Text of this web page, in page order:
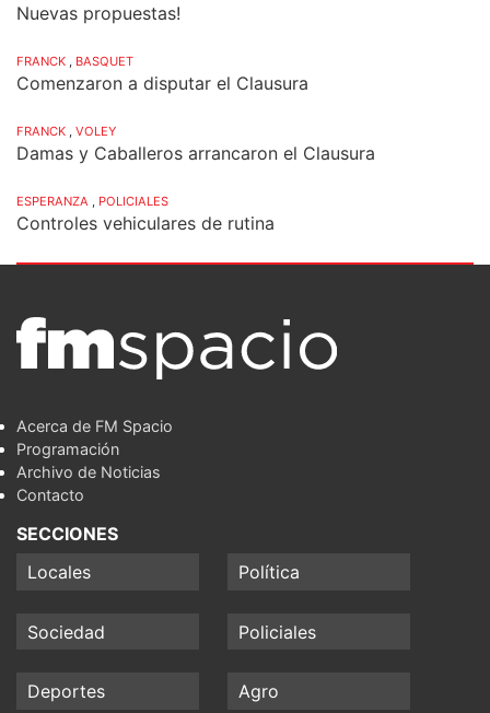
Nuevas propuestas!
FRANCK BASQUET
Comenzaron a disputar el Clausura
FRANCK VOLEY
Damas y Caballeros arrancaron el Clausura
ESPERANZA POLICIALES
Controles vehiculares de rutina
Acerca de FM Spacio
Programación
Archivo de Noticias
Contacto
SECCIONES
Locales
Política
Sociedad Policiales
Deportes Agro